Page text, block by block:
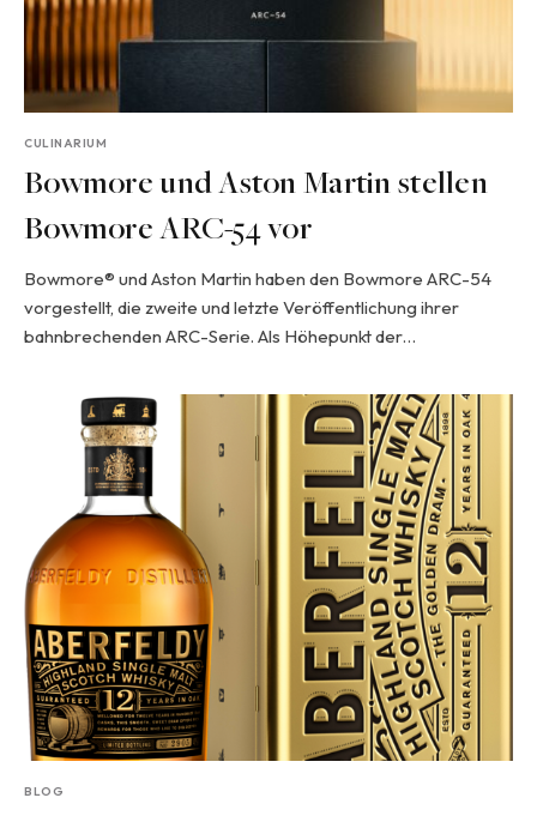
CULINARIUM
Bowmore und Aston Martin stellen
Bowmore ARC-54 vor
Bowmore® und Aston Martin haben den Bowmore ARC-54
vorgestellt, die zweite und letzte Veröffentlichung ihrer
bahnbrechenden ARC-Serie. Als Höhepunkt der…
BLOG